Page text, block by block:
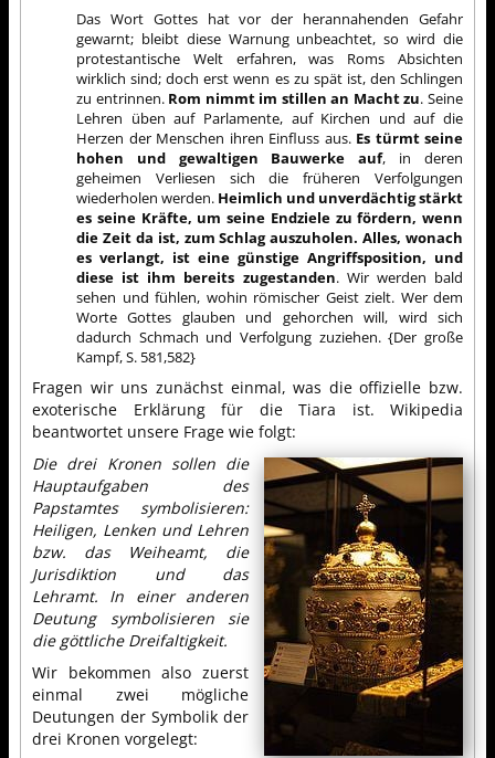
Das Wort Gottes hat vor der herannahenden Gefahr
gewarnt; bleibt diese Warnung unbeachtet, so wird die
protestantische Welt erfahren, was Roms Absichten
wirklich sind; doch erst wenn es zu spät ist, den Schlingen
zu entrinnen. Rom nimmt im stillen an Macht zu. Seine
Lehren üben auf Parlamente, auf Kirchen und auf die
Herzen der Menschen ihren Einfluss aus. Es türmt seine
hohen und gewaltigen Bauwerke auf, in deren
geheimen Verliesen sich die früheren Verfolgungen
wiederholen werden. Heimlich und unverdächtig stärkt
es seine Kräfte, um seine Endziele zu fördern, wenn
die Zeit da ist, zum Schlag auszuholen. Alles, wonach
es verlangt, ist eine günstige Angriffsposition, und
diese ist ihm bereits zugestanden. Wir werden bald
sehen und fühlen, wohin römischer Geist zielt. Wer dem
Worte Gottes glauben und gehorchen will, wird sich
dadurch Schmach und Verfolgung zuziehen. {Der große
Kampf, S. 581,582}
Fragen wir uns zunächst einmal, was die offizielle bzw.
exoterische Erklärung für die Tiara ist. Wikipedia
beantwortet unsere Frage wie folgt:
Die drei Kronen sollen die
Hauptaufgaben des
Papstamtes symbolisieren:
Heiligen, Lenken und Lehren
bzw. das Weiheamt, die
Jurisdiktion und das
Lehramt. In einer anderen
Deutung symbolisieren sie
die göttliche Dreifaltigkeit.
Wir bekommen also zuerst
einmal zwei mögliche
Deutungen der Symbolik der
drei Kronen vorgelegt: